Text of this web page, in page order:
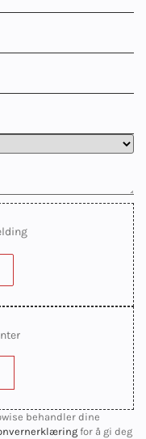
behandler dine
for å gi deg